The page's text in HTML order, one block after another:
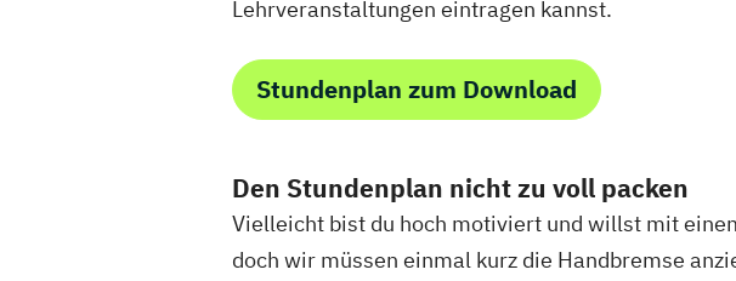
Lehrveranstaltungen eintragen kannst.
Stundenplan zum Download
Den Stundenplan nicht zu voll packen
Vielleicht bist du hoch motiviert und willst mit
doch wir müssen einmal kurz die Handbremse